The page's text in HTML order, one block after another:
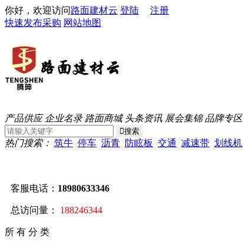
你好，欢迎访问路面建材云 登陆
注册
快速发布采购 网站地图
产品供应 企业名录 路面商城 头条资讯 展会集锦 品牌专区
热门搜索： 筑牛 停车 沥青 防眩板 交通 减速带 划线机
客服电话： 18980633346
总访问量： 188246344
所 有 分 类